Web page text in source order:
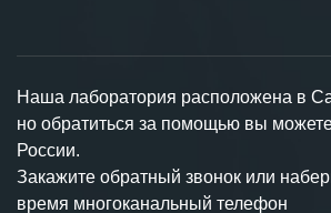
Наша лаборатория расположена в
но обратиться за помощью вы
России.
Закажите обратный звонок или
время многоканальный телефон